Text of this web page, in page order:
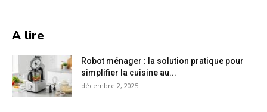
A lire
Robot ménager : la solution pratique pour
simplifier la cuisine au...
décembre 2, 2025